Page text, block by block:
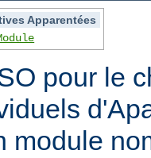
Apparentées
pour le
module